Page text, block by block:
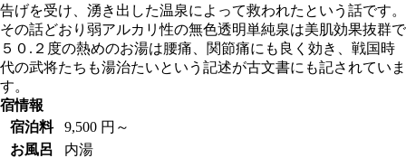
告げを受け、湧き出した温泉によって救われたという話です。
その話どおり弱アルカリ性の無色透明単純泉は美肌効果抜群で
５０.２度の熱めのお湯は腰痛、関節痛にも良く効き、戦国時
代の武将たちも湯治たいという記述が古文書にも記されていま
す。
宿情報
宿泊料
9,500 円～
お風呂
内湯